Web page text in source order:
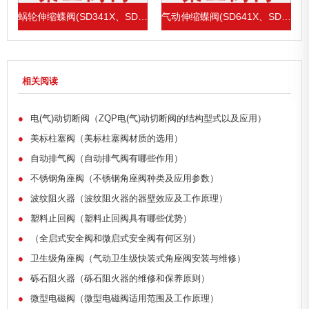
蜗轮伸缩蝶阀(SD341X、SD343H) 气动伸缩蝶阀(SD641X、SD643H)
相关阅读
●
电(气)动切断阀（ZQP电(气)动切断阀的结构型式以及应用）
●
美标柱塞阀（美标柱塞阀材质的选用）
●
自动排气阀（自动排气阀有哪些作用）
●
不锈钢角座阀（不锈钢角座阀种类及应用参数）
●
波纹阻火器（波纹阻火器的器壁效应及工作原理）
●
塑料止回阀（塑料止回阀具有哪些优势）
●
（全启式安全阀和微启式安全阀有何区别）
●
卫生级角座阀（气动卫生级快装式角座阀安装与维修）
●
砾石阻火器（砾石阻火器的维修和保养原则）
●
微型电磁阀（微型电磁阀适用范围及工作原理）